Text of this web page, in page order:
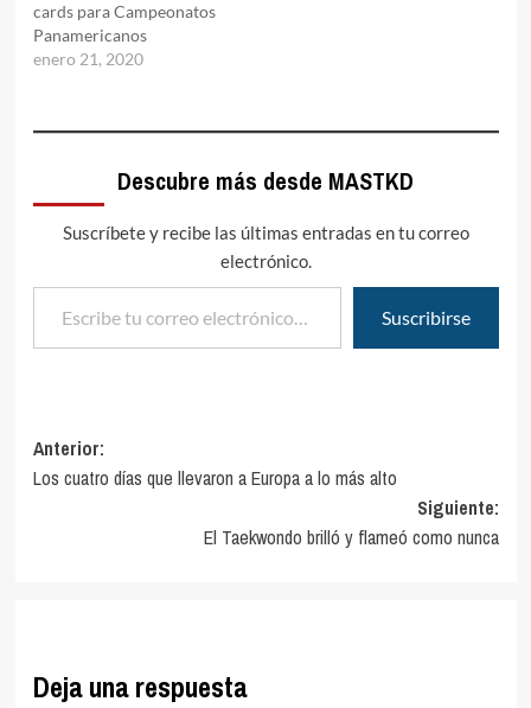
cards para Campeonatos
Panamericanos
enero 21, 2020
Descubre más desde MASTKD
Suscríbete y recibe las últimas entradas en tu correo
electrónico.
Escribe tu correo electrónico…
Suscribirse
Navegación
de
Anterior:
Los cuatro días que llevaron a Europa a lo más alto
Siguiente:
El Taekwondo brilló y flameó como nunca
Deja una respuesta